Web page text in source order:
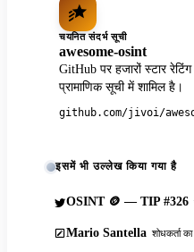
चयनित संदर्भ सूची
awesome-osint
GitHub पर हजारों स्टार
प्रामाणिक सूची में शामिल है।
github.com/jivoi/
इसमें भी उल्लेख किया गया है
OSINT 🪙 — TIP #326
Mario Santella शोधकर्ता